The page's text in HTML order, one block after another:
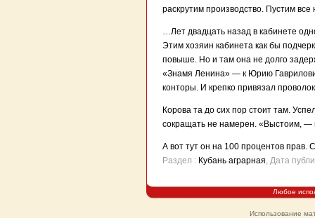
раскрутим производство. Пустим
…Лет двадцать назад в кабинете
Этим хозяин кабинета как бы
повыше. Но и там она не долго
«Знамя Ленина» — к Юрию
конторы. И крепко привязал
Корова та до сих пор стоит там.
сокращать не намерен. «Выстоим, —
А вот тут он на 100 процентов прав.
Раздел : Кубань аграрная, Дата
Любое
Использование